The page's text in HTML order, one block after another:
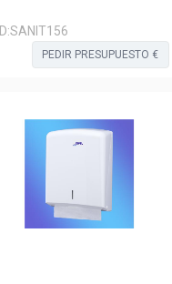
ID:SANIT156
PEDIR PRESUPUESTO €